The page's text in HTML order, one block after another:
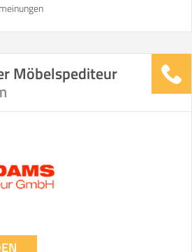
Möbelspediteur